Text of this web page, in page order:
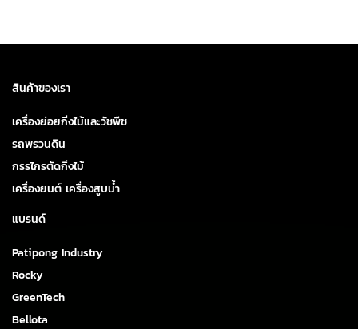
สินค้าของเรา
เครื่องย่อยกิ่งไม้และวัชพืช
รถพรวนดิน
กรรไกรตัดกิ่งไม้
เครื่องยนต์ เครื่องสูบน้ำ
แบรนด์
Patipong Industry
Rocky
GreenTech
Bellota